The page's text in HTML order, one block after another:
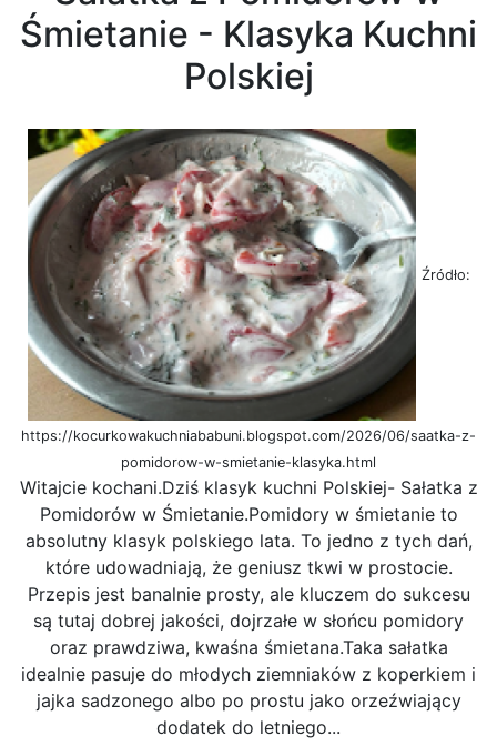
Śmietanie - Klasyka Kuchni
Polskiej
Źródło:
https://kocurkowakuchniababuni.blogspot.com/2026/06/saatka-z-
pomidorow-w-smietanie-klasyka.html
Witajcie kochani.Dziś klasyk kuchni Polskiej- Sałatka z
Pomidorów w Śmietanie.Pomidory w śmietanie to
absolutny klasyk polskiego lata. To jedno z tych dań,
które udowadniają, że geniusz tkwi w prostocie.
Przepis jest banalnie prosty, ale kluczem do sukcesu
są tutaj dobrej jakości, dojrzałe w słońcu pomidory
oraz prawdziwa, kwaśna śmietana.​Taka sałatka
idealnie pasuje do młodych ziemniaków z koperkiem i
jajka sadzonego albo po prostu jako orzeźwiający
dodatek do letniego...